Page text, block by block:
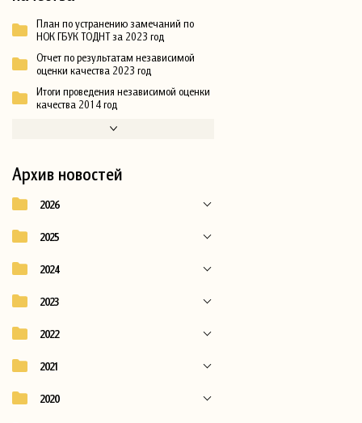
План по устранению замечаний по
НОК ГБУК ТОДНТ за 2023 год
Отчет по результатам независимой
оценки качества 2023 год
Итоги проведения независимой оценки
качества 2014 год
Архив новостей
2026
2025
2024
2023
2022
2021
2020